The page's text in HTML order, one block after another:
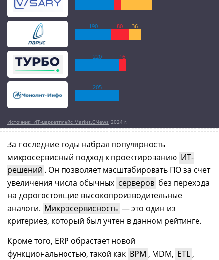
190 80 36
220 16
205
Источник: ИТ-маркетплейс Market.CNews, 2024 г.
За последние годы набрал популярность
микросервисный подход к проектированию ИТ-
решений . Он позволяет масштабировать ПО за счет
увеличения числа обычных серверов без перехода
на дорогостоящие высокопроизводительные
аналоги. Микросервисность —это один из
критериев, который был учтен в данном рейтинге.
Кроме того, ERP обрастает новой
функциональностью, такой как BPM , MDM, ETL ,